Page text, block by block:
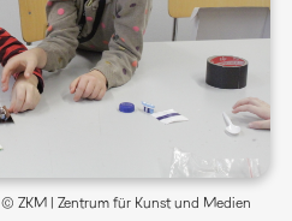
© ZKM | Zentrum für Kunst und Medien